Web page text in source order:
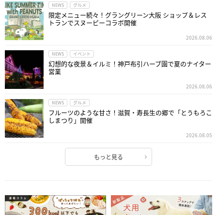
NEWS グルメ
限定メニュー続々！グラングリーン大阪 ショップ＆レス
トランでスヌーピーコラボ開催
2026.08.06
NEWS イベント
幻想的な夜景＆イルミ！神戸布引ハーブ園で夏のナイター
営業
2026.08.06
NEWS グルメ
フルーツのような甘さ！滋賀・寿長生の郷で「とうもろこ
しまつり」開催
2026.08.05
もっと見る